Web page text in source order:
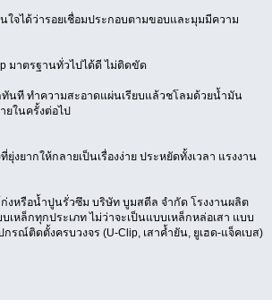
ใจได้ว่ารอยเชื่อมประกอบตามขอบและมุมมีความ
มาตรฐานทั่วไปได้ดี ไม่ติดขัด
นที ทำความสะอาดแผ่นเรียบแล้วชโลมด้วยน้ำมัน
ยในครั้งต่อไป
ยากให้กลายเป็นเรื่องง่าย ประหยัดทั้งเวลา แรงงาน
หรือน้ำปูนรั่วซึม บริษัท บูมสตีล จำกัด โรงงานผลิต
หล็กทุกประเภท ไม่ว่าจะเป็นแบบเหล็กหล่อเสา แบบ
ณ์ติดตั้งครบวงจร (U-Clip, เสาค้ำยัน, ยูเฮด-แจ็คเบส)